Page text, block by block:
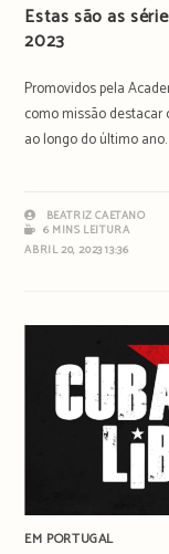
Estas são as
2023
Promovidos pela
como missão
ao longo do último ano.
BEATRIZ CAETANO
6 MINS LEITURA
ABRIL 20, 2023 13:36
EM PORTUGAL